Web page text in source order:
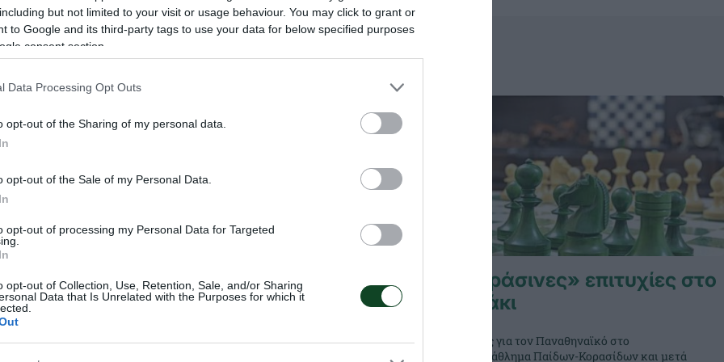
but not limited to your visit or usage behaviour. You may click to grant or
to Google and its third-party tags to use your data for below specified purposes
consent section.
Data Processing Opt Outs
opt-out of the Sharing of my personal data.
opt-out of the Sale of my Personal Data.
opt-out of processing my Personal Data for Targeted
opt-out of Collection, Use, Retention, Sale, and/or Sharing
Data that Is Unrelated with the Purposes for which it
του
σκακιού από την
του
και σήμερα, το σκακιστικό
«Πράσινες» επιτυχίες στο
σκάκι
για το τμήμα σκάκι του Παναθηναϊκού,
«Πράσινες» επιτυχίες στο
σκάκι
Νίκες για τον Παναθηναϊκό στο
Πρωτάθλημα Παίδων-Κορασίδων και μετά